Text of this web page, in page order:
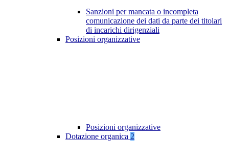
Sanzioni per mancata o incompleta
comunicazione dei dati da parte dei titolari
di incarichi dirigenziali
Posizioni organizzative
Posizioni organizzative
Dotazione organica 2